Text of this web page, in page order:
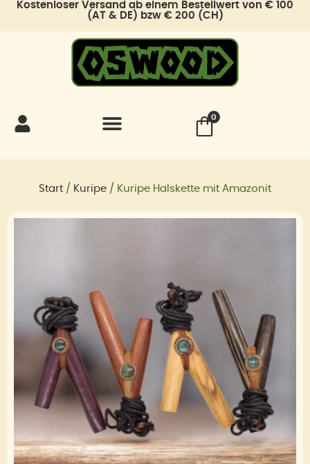
ZumKostenloser Versand ab einem Bestellwert von € 100
(AT & DE) bzw € 200 (CH)
0
Start / Kuripe / Kuripe Halskette mit Amazonit